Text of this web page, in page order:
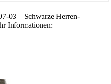
03 – Schwarze Herren-
Informationen: